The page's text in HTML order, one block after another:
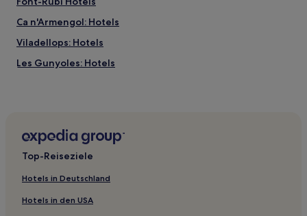
Ca n'Armengol: Hotels
Viladellops: Hotels
Les Gunyoles: Hotels
El Taió: Hotels
La Beguda Alta Hotels
Avinyó Nou: Hotels
Sant Pau dʼOrdal Hotels
Top-Reiseziele
Hotels in Deutschland
Hotels in den USA